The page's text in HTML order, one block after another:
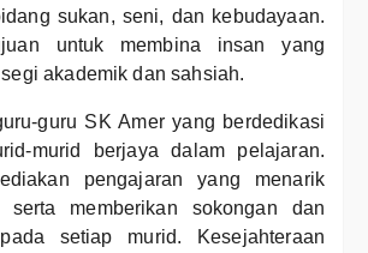
sukan, seni, dan kebudayaan.
untuk membina insan yang
akademik dan sahsiah.
guru SK Amer yang berdedikasi
murid berjaya dalam pelajaran.
pengajaran yang menarik
serta memberikan sokongan dan
setiap murid. Kesejahteraan